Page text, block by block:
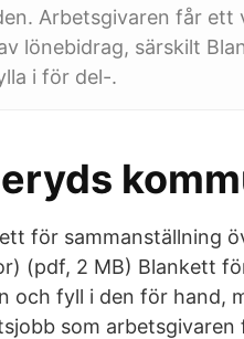
Arbetsgivaren får ett
lönebidrag, särskilt
i för del-.
för sammanställning
(pdf, 2 MB) Blankett
och fyll i den för hand,
som arbetsgivaren